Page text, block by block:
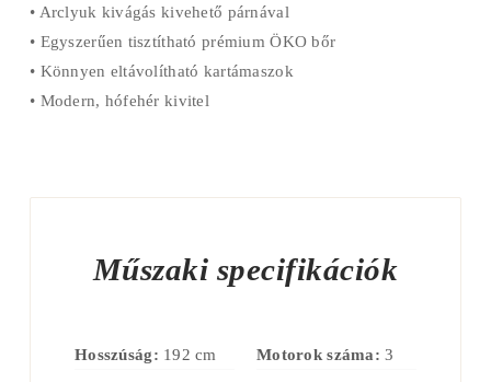
• Arclyuk kivágás kivehető párnával
• Egyszerűen tisztítható prémium ÖKO bőr
• Könnyen eltávolítható kartámaszok
• Modern, hófehér kivitel
Műszaki specifikációk
Hosszúság: 192 cm Motorok száma: 3